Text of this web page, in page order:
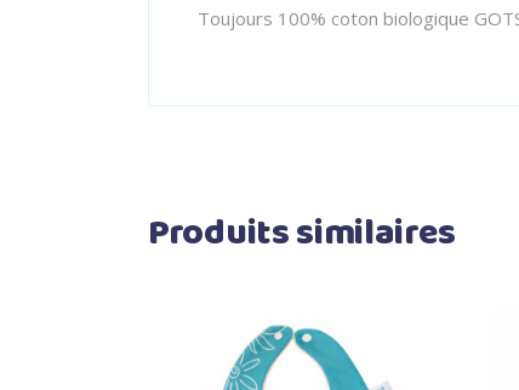
Toujours 100% coton biologique
Produits similaires